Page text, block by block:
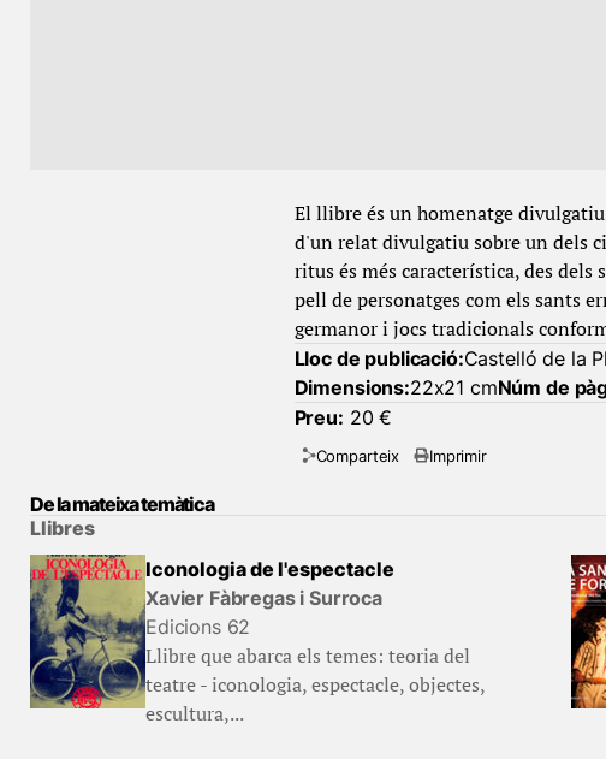
El llibre és un homenatge
d'un relat divulgatiu sobre un dels
ritus és més característica, des
pell de personatges com els sants
germanor i jocs tradicionals
Lloc de publicació:Castelló de la
Dimensions:22x21 cmNúm de
Preu: 20 €
Comparteix Imprimir
De la mateixa temàtica
Llibres
Iconologia de l'espectacle
Xavier Fàbregas i Surroca
Edicions 62
Llibre que abarca els temes: teoria del
teatre - iconologia, espectacle, objectes,
escultura,...